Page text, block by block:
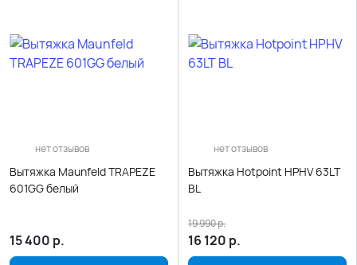
нет отзывов
Вытяжка Maunfeld TRAPEZE
601GG белый
15 400 р.
нет отзывов
Вытяжка Hotpoint HPHV 63LT
BL
16 120 р.
19 990р.